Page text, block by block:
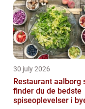
30 july 2026
Restaurant aalborg sådan
finder du de bedste
spiseoplevelser i